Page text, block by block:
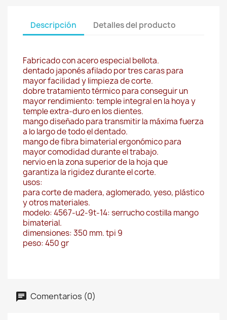
Descripción Detalles del producto
Fabricado con acero especial bellota.
dentado japonés afilado por tres caras para
mayor facilidad y limpieza de corte.
dobre tratamiento térmico para conseguir un
mayor rendimiento: temple integral en la hoya y
temple extra-duro en los dientes.
mango diseñado para transmitir la máxima fuerza
a lo largo de todo el dentado.
mango de fibra bimaterial ergonómico para
mayor comodidad durante el trabajo.
nervio en la zona superior de la hoja que
garantiza la rigidez durante el corte.
usos:
para corte de madera, aglomerado, yeso, plástico
y otros materiales.
modelo: 4567-u2-9t-14: serrucho costilla mango
bimaterial.
dimensiones: 350 mm. tpi 9
peso: 450 gr
Comentarios (0)